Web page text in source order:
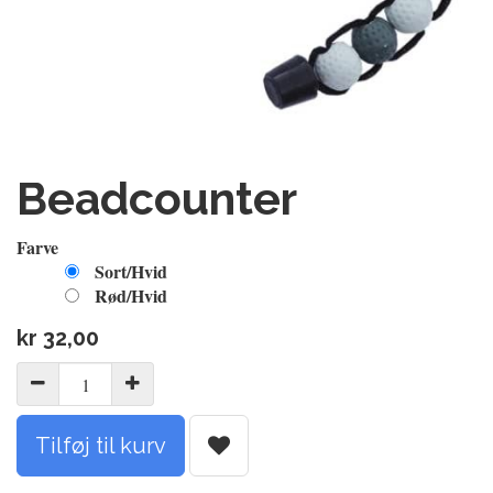
Beadcounter
Farve
Sort/Hvid
Rød/Hvid
kr 32,00
Tilføj til kurv